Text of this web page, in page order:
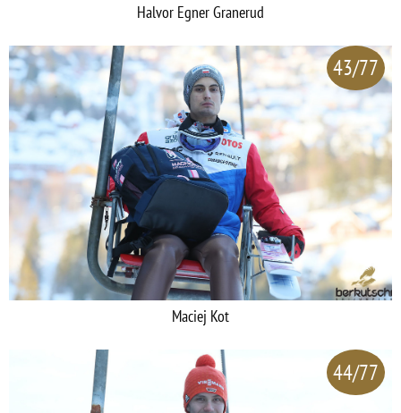
Halvor Egner Granerud
43/77
Maciej Kot
44/77